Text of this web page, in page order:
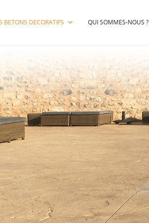
BETONS DECORATIFS QUI SOMMES-NOUS ?